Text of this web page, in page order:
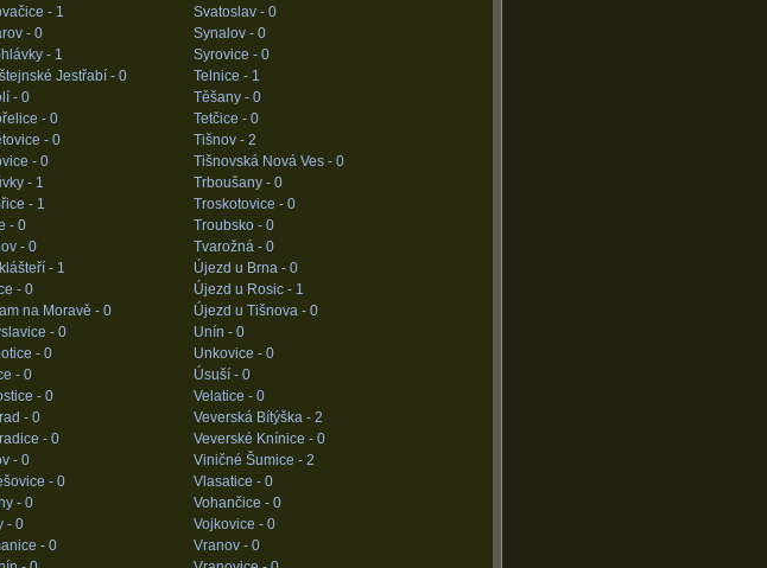
- 1
- 0
- 1
Jestřabí - 0
- 0
- 0
- 0
- 0
- 1
- 1
- 0
- 0
- 1
- 0
na Moravě - 0
- 0
- 0
- 0
- 0
- 0
- 0
- 0
- 0
- 0
- 0
- 0
Svatoslav - 0
Synalov - 0
Syrovice - 0
Telnice - 1
Těšany - 0
Tetčice - 0
Tišnov - 2
Tišnovská Nová Ves - 0
Trboušany - 0
Troskotovice - 0
Troubsko - 0
Tvarožná - 0
Újezd u Brna - 0
Újezd u Rosic - 1
Újezd u Tišnova - 0
Unín - 0
Unkovice - 0
Úsuší - 0
Velatice - 0
Veverská Bítýška - 2
Veverské Knínice - 0
Viničné Šumice - 2
Vlasatice - 0
Vohančice - 0
Vojkovice - 0
Vranov - 0